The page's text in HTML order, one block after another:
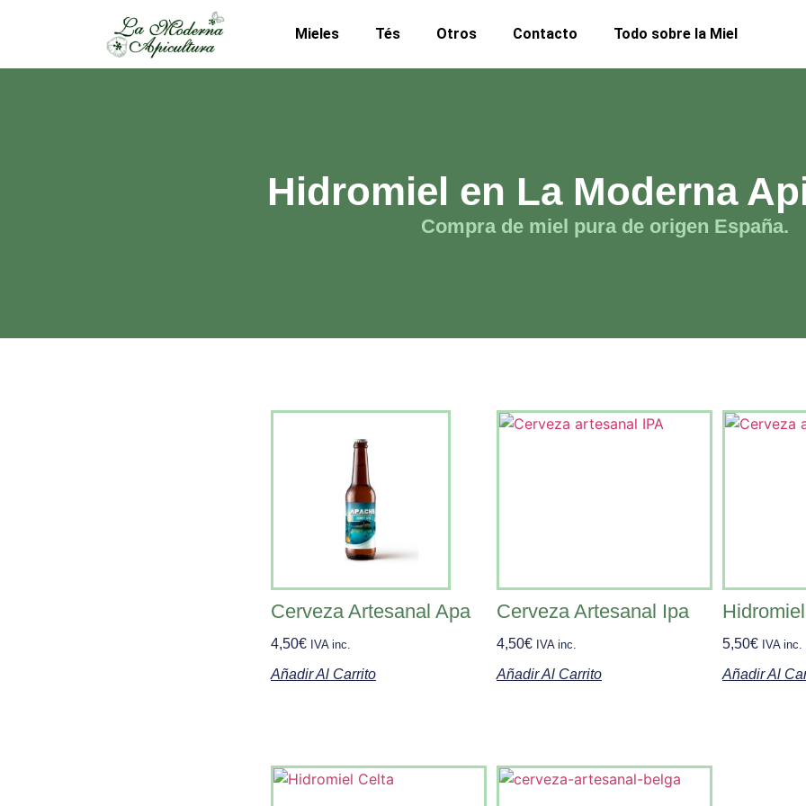
Mieles Tés Otros Contacto Todo sobre la Miel
Hidromiel en La Moderna
Compra de miel pura de origen España.
Cerveza Artesanal Apa
4,50€ IVA inc.
Añadir Al Carrito
Cerveza Artesanal Ipa
4,50€ IVA inc.
Añadir Al Carrito
Hidromiel
5,50€ IVA inc.
Añadir Al